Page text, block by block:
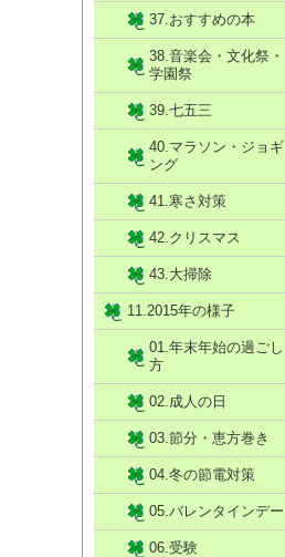
37.おすすめの本
38.音楽会・文化祭・
学園祭
39.七五三
40.マラソン・ジョギ
ング
41.寒さ対策
42.クリスマス
43.大掃除
11.2015年の様子
01.年末年始の過ごし
方
02.成人の日
03.節分・恵方巻き
04.冬の節電対策
05.バレンタインデー
06.受験